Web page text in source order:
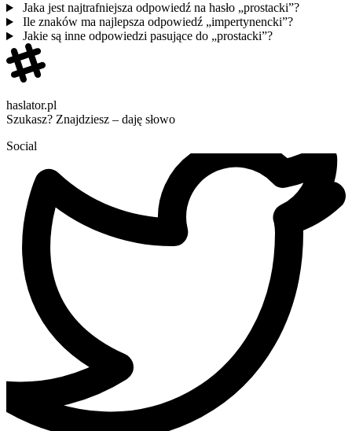
Jaka jest najtrafniejsza odpowiedź na hasło „prostacki”?
Ile znaków ma najlepsza odpowiedź „impertynencki”?
Jakie są inne odpowiedzi pasujące do „prostacki”?
haslator.pl
Szukasz? Znajdziesz – daję słowo
Social